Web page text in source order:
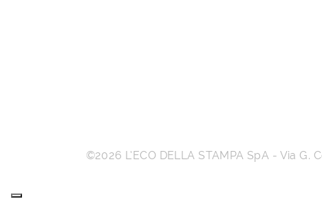
©2026 L’ECO DELLA STAMPA SpA - Via G.